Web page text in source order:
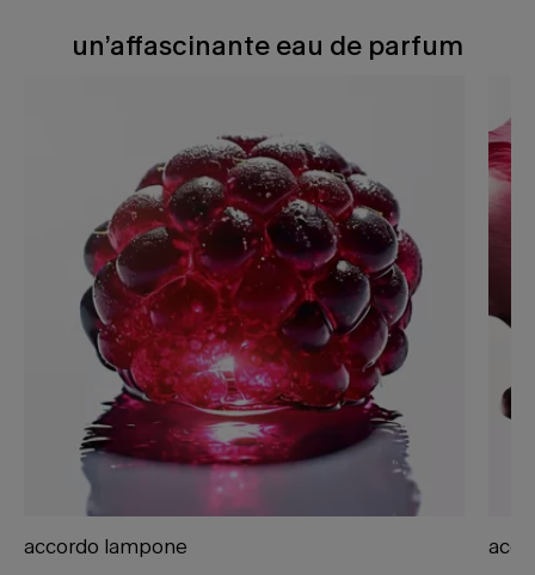
un’affascinante eau de parfum
un’affascinante eau de parfum
accordo lampone